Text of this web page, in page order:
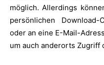
möglich. Allerdings
persönlichen
oder an eine E-Mail-
um auch anderorts Zugriff